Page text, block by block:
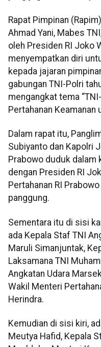
Rapat Pimpinan
Ahmad Yani, Mabes
oleh Presiden RI Joko
menyempatkan diri
kepada jajaran
gabungan TNI-Polri
mengangkat tema
Pertahanan Keamanan
Dalam rapat itu,
Subiyanto dan Kapolri
Prabowo duduk dalam
dengan Presiden RI
Pertahanan RI
panggung.
Sementara itu di sisi
ada Kepala Staf TNI
Maruli Simanjuntak,
Laksamana TNI
Angkatan Udara
Wakil Menteri
Herindra.
Kemudian di sisi kiri,
Meutya Hafid, Kepala